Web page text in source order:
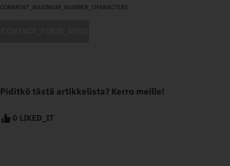
COMMENT_MAXIMUM_NUMBER_CHARACTERS
Piditkö tästä artikkelista? Kerro meille!
0 LIKED_IT